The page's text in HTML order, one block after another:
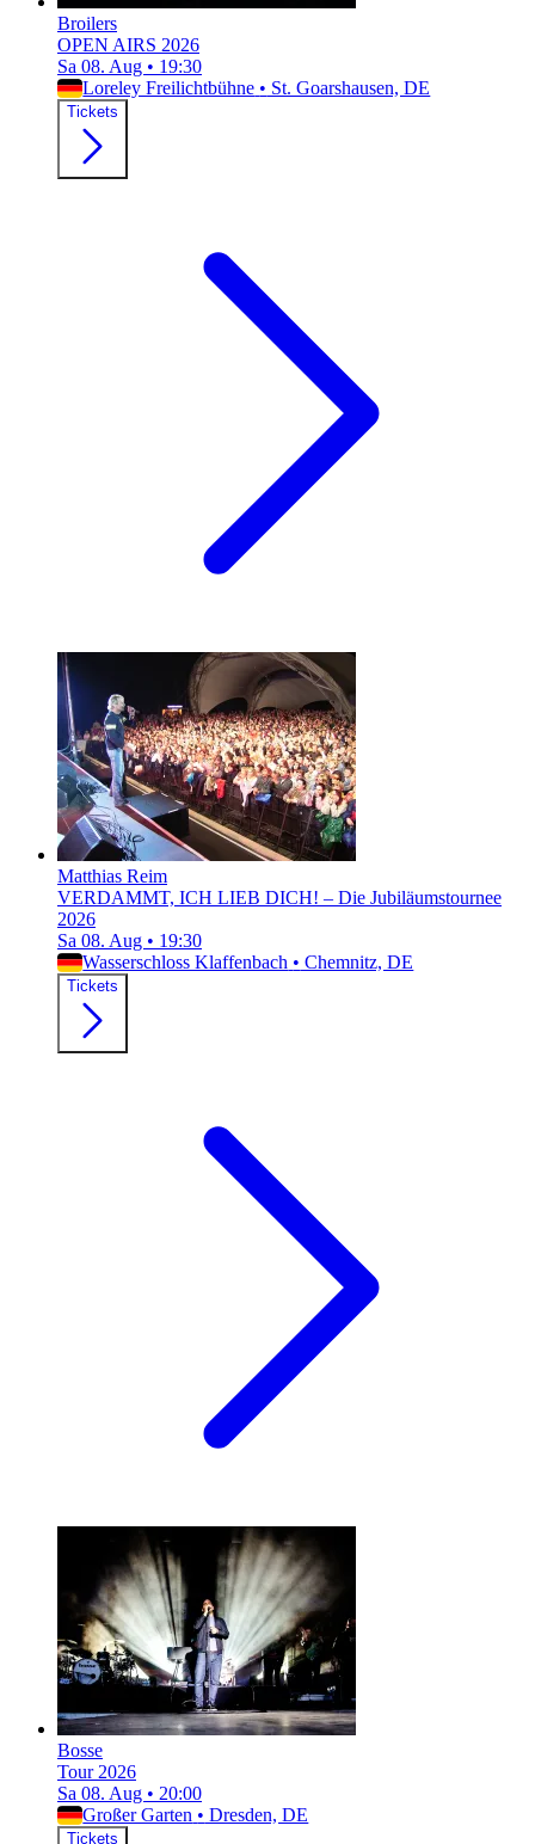
Broilers
OPEN AIRS 2026
Sa 08. Aug • 19:30
Loreley Freilichtbühne • St. Goarshausen, DE
Tickets
Matthias Reim
VERDAMMT, ICH LIEB DICH! – Die Jubiläumstournee
2026
Sa 08. Aug • 19:30
Wasserschloss Klaffenbach • Chemnitz, DE
Tickets
Bosse
Tour 2026
Sa 08. Aug • 20:00
Großer Garten • Dresden, DE
Tickets